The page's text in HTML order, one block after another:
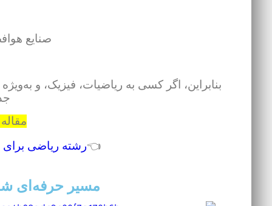
صنایع
بنابراین، اگر کسی به ریاضیات، فیزیک، و
👈رشته ریاضی
مسیر حرفه‌ای